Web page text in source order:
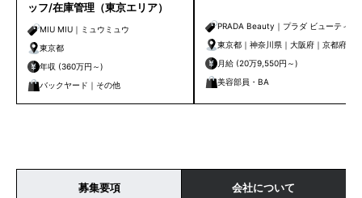
ッフ/在庫管理（東京エリア）
MIU MIU｜ミュウミュウ
東京都
年収 (360万円～)
バックヤード｜その他
PRADA Beauty｜プラダ ビューティ
東京都｜神奈川県｜大阪府｜京都府
月給 (20万9,550円～)
美容部員・BA
募集要項 会社について